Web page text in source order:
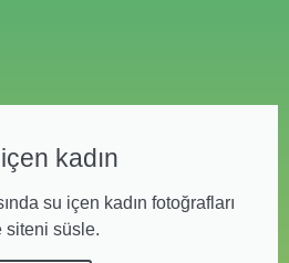
kadın
su içen kadın fotoğrafları
siteni süsle.